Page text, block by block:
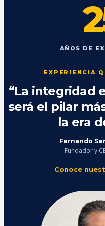
AÑOS DE
EXPERIENCIA
“La integridad
será el pilar
la era
Fernando
Fundador y
Conoce